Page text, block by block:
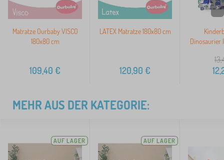
Matratze Ourbaby VISCO
180x80 cm
109,40 €
LATEX Matratze 180x80 cm
120,90 €
Dinosaurier
>
MEHR AUS DER KATEGORIE:
AUF LAGER AUF LAGER